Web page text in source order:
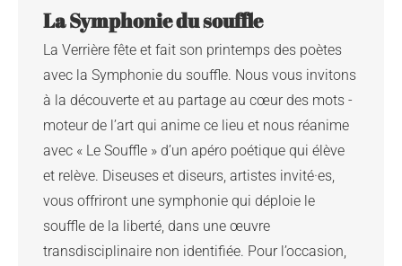
La Verrière fête et fait son printemps des poètes
avec la Symphonie du souffle. Nous vous invitons
à la découverte et au partage au cœur des mots -
moteur de l’art qui anime ce lieu et nous réanime
avec « Le Souffle » d’un apéro poétique qui élève
et relève. Diseuses et diseurs, artistes invité·es,
vous offriront une symphonie qui déploie le
souffle de la liberté, dans une œuvre
transdisciplinaire non identifiée. Pour l’occasion,